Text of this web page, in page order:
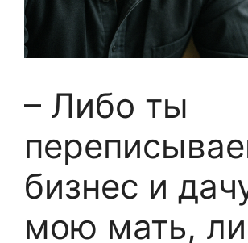
– Либо ты
бизнес и
мою мать,